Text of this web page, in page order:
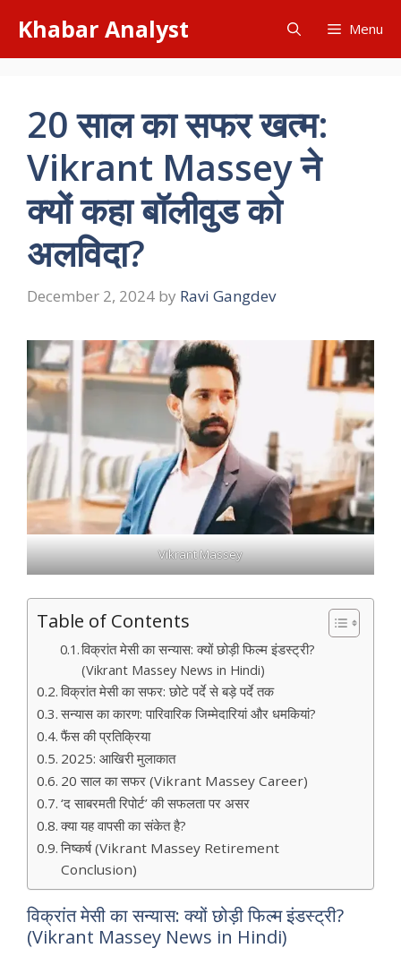
content
Khabar Analyst Menu
20 साल का सफर खत्म:
Vikrant Massey ने
क्यों कहा बॉलीवुड को
अलविदा?
December 2, 2024 by Ravi Gangdev
Vikrant Massey
Table of Contents
विक्रांत मेसी का सन्यास: क्यों छोड़ी फिल्म इंडस्ट्री?
(Vikrant Massey News in Hindi)
विक्रांत मेसी का सफर: छोटे पर्दे से बड़े पर्दे तक
सन्यास का कारण: पारिवारिक जिम्मेदारियां और धमकियां?
फैंस की प्रतिक्रिया
2025: आखिरी मुलाकात
20 साल का सफर (Vikrant Massey Career)
‘द साबरमती रिपोर्ट’ की सफलता पर असर
क्या यह वापसी का संकेत है?
निष्कर्ष (Vikrant Massey Retirement
Conclusion)
विक्रांत मेसी का सन्यास: क्यों छोड़ी फिल्म इंडस्ट्री?
(Vikrant Massey News in Hindi)